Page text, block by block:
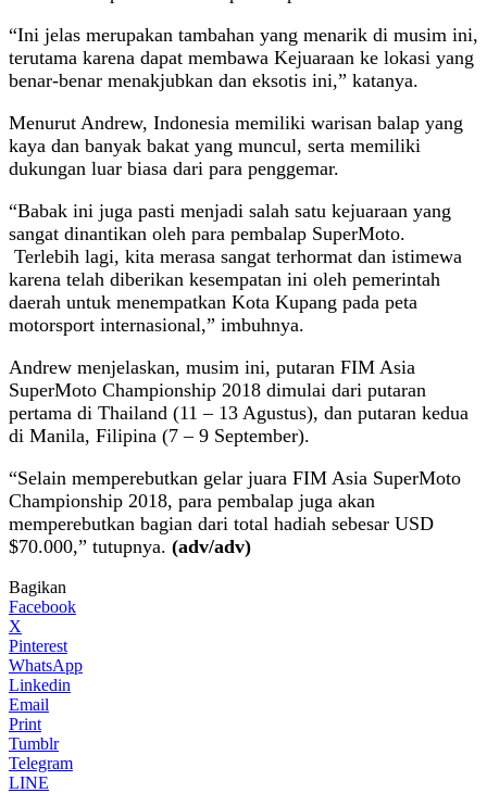
“Ini jelas merupakan tambahan yang menarik di musim ini,
terutama karena dapat membawa Kejuaraan ke lokasi yang
benar-benar menakjubkan dan eksotis ini,” katanya.
Menurut Andrew, Indonesia memiliki warisan balap yang
kaya dan banyak bakat yang muncul, serta memiliki
dukungan luar biasa dari para penggemar.
“Babak ini juga pasti menjadi salah satu kejuaraan yang
sangat dinantikan oleh para pembalap SuperMoto.
Terlebih lagi, kita merasa sangat terhormat dan istimewa
karena telah diberikan kesempatan ini oleh pemerintah
daerah untuk menempatkan Kota Kupang pada peta
motorsport internasional,” imbuhnya.
Andrew menjelaskan, musim ini, putaran FIM Asia
SuperMoto Championship 2018 dimulai dari putaran
pertama di Thailand (11 – 13 Agustus), dan putaran kedua
di Manila, Filipina (7 – 9 September).
“Selain memperebutkan gelar juara FIM Asia SuperMoto
Championship 2018, para pembalap juga akan
memperebutkan bagian dari total hadiah sebesar USD
$70.000,” tutupnya. (adv/adv)
Bagikan
Facebook
X
Pinterest
WhatsApp
Linkedin
Email
Print
Tumblr
Telegram
LINE